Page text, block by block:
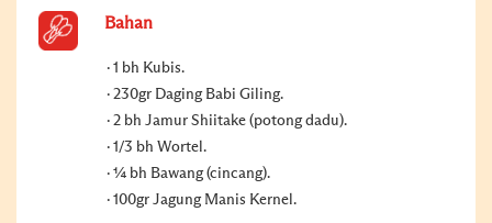
Bahan
1 bh Kubis.
230gr Daging Babi Giling.
2 bh Jamur Shiitake (potong dadu).
1/3 bh Wortel.
¼ bh Bawang (cincang).
100gr Jagung Manis Kernel.